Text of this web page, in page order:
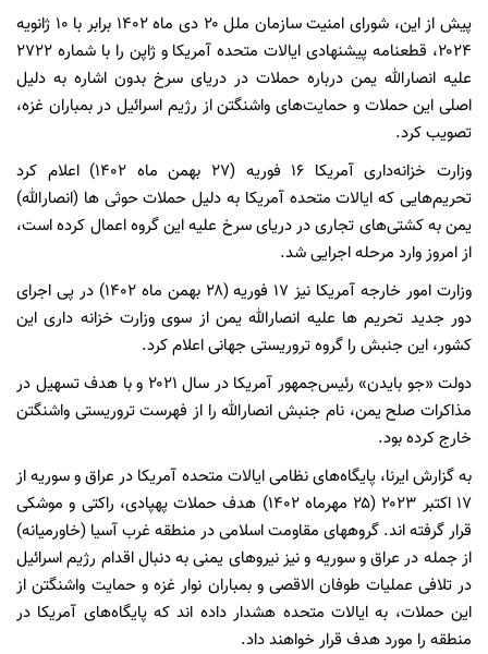
پیش از این، شورای امنیت سازمان ملل ۲۰ دی ماه ۱۴۰۲ برابر با ۱۰ ژانویه
۲۰۲۴، قطعنامه پیشنهادی ایالات متحده آمریکا و ژاپن را با شماره ۲۷۲۲
علیه انصارالله یمن درباره حملات در دریای سرخ بدون اشاره به دلیل
اصلی این حملات و حمایت‌های واشنگتن از رژیم اسرائیل در بمباران غزه،
تصویب کرد.
وزارت خزانه‌داری آمریکا ۱۶ فوریه (۲۷ بهمن ماه ۱۴۰۲) اعلام کرد
تحریم‌هایی که ایالات متحده آمریکا به دلیل حملات حوثی ها (انصارالله)
یمن به کشتی‌های تجاری در دریای سرخ علیه این گروه اعمال کرده است،
از امروز وارد مرحله اجرایی شد.
وزارت امور خارجه آمریکا نیز ۱۷ فوریه (۲۸ بهمن ماه ۱۴۰۲) در پی اجرای
دور جدید تحریم ها علیه انصارالله یمن از سوی وزارت خزانه داری این
کشور، این جنبش را گروه تروریستی جهانی اعلام کرد.
دولت «جو بایدن» رئیس‌جمهور آمریکا در سال ۲۰۲۱ و با هدف تسهیل در
مذاکرات صلح یمن، نام جنبش انصارالله را از فهرست تروریستی واشنگتن
خارج کرده بود.
به گزارش ایرنا، پایگاه‌های نظامی ایالات متحده آمریکا در عراق و سوریه از
۱۷ اکتبر ۲۰۲۳ (۲۵ مهرماه ۱۴۰۲) هدف حملات پهپادی، راکتی و موشکی
قرار گرفته اند. گروههای مقاومت اسلامی در منطقه غرب آسیا (خاورمیانه)
از جمله در عراق و سوریه و نیز نیروهای یمنی به دنبال اقدام رژیم اسرائیل
در تلافی عملیات طوفان الاقصی و بمباران نوار غزه و حمایت واشنگتن از
این حملات، به ایالات متحده هشدار داده اند که پایگاه‌های آمریکا در
منطقه را مورد هدف قرار خواهند داد.